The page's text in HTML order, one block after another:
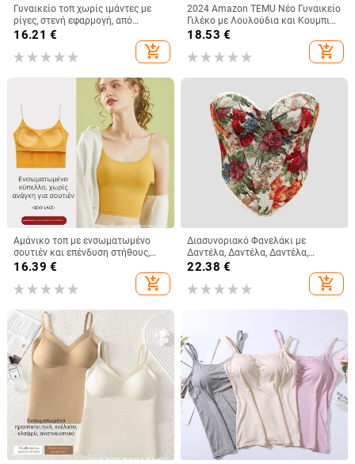
Γυναικείο τοπ χωρίς ιμάντες με
ρίγες, στενή εφαρμογή, από
πολυεστέρα-ελαστάνη, κοντό
16.21 €
add_shopping_cart
2024 Amazon TEMU Νέο Γυναικείο
Γιλέκο με Λουλούδια και Κουμπιά,
Εορταστικό Στυλ, Άνετο Μπλούζα,
18.53 €
add_shopping_cart
Αμάνικο τοπ με ενσωματωμένο
σουτιέν και επένδυση στήθους,
βαμβακερό, κοντό μήκος, τιράντες
16.39 €
add_shopping_cart
Διασυνοριακό Φανελάκι με
Δαντέλα, Δαντέλα, Δαντέλα,
Γαλλική, Niche, Ψαροκόκαλο, με
Στάμπα, Ρετρό, Λουλούδια, Ξένο
Εμπόριο, LY023
22.38 €
add_shopping_cart